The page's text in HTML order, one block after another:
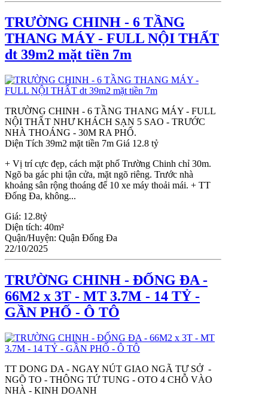
TRƯỜNG CHINH - 6 TẦNG
THANG MÁY - FULL NỘI THẤT
dt 39m2 mặt tiền 7m
TRƯỜNG CHINH - 6 TẦNG THANG MÁY - FULL
NỘI THẤT NHƯ KHÁCH SẠN 5 SAO - TRƯỚC
NHÀ THOÁNG - 30M RA PHỐ.
Diện Tích 39m2 mặt tiền 7m Giá 12.8 tỷ
+ Vị trí cực đẹp, cách mặt phố Trường Chinh chỉ 30m.
Ngõ ba gác phi tận cửa, mặt ngõ riêng. Trước nhà
khoảng sân rộng thoáng để 10 xe máy thoải mái. + TT
Đống Đa, không...
Giá: 12.8tỷ
Diện tích: 40m²
Quận/Huyện: Quận Đống Đa
22/10/2025
TRƯỜNG CHINH - ĐỐNG ĐA -
66M2 x 3T - MT 3.7M - 14 TỶ -
GẦN PHỐ - Ô TÔ
TT DONG DA - NGAY NÚT GIAO NGÃ TƯ SỞ -
NGÕ TO - THÔNG TỨ TUNG - OTO 4 CHỖ VÀO
NHÀ - KINH DOANH